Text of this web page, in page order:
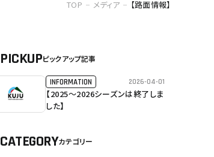
TOP メディア 【路面情報】
PICKUPピックアップ記事
INFORMATION 2026-04-01
【2025～2026シーズンは終了しま
した】
CATEGORYカテゴリー